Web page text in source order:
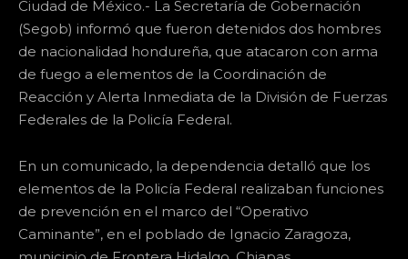
Ciudad de México.- La Secretaría de Gobernación
(Segob) informó que fueron detenidos dos hombres
de nacionalidad hondureña, que atacaron con arma
de fuego a elementos de la Coordinación de
Reacción y Alerta Inmediata de la División de Fuerzas
Federales de la Policía Federal.
En un comunicado, la dependencia detalló que los
elementos de la Policía Federal realizaban funciones
de prevención en el marco del “Operativo
Caminante”, en el poblado de Ignacio Zaragoza,